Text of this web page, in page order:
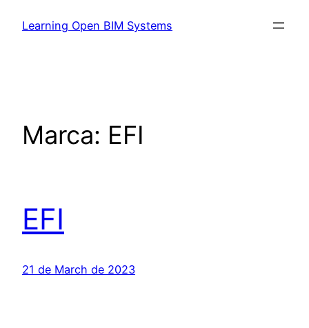
Learning Open BIM Systems
Marca: EFI
EFI
21 de March de 2023